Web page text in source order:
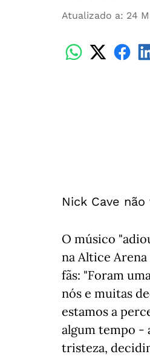
Atualizado a: 24
Nick Cave
O músico
na Altice Arena
fãs: "Foram
nós e muitas
estamos a
algum tempo -
tristeza,